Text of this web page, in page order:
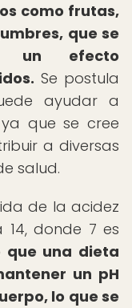
como frutas,
que se
un efecto
Se postula
ayudar a
que se cree
a diversas
salud.
de la acidez
donde 7 es
que una dieta
un pH
lo que se